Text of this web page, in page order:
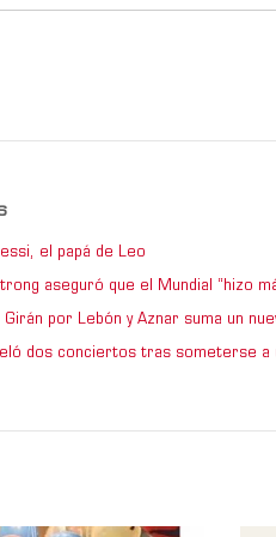
el papá de Leo
aseguró que el Mundial “hizo
Girán por Lebón y Aznar suma un
dos conciertos tras someterse a